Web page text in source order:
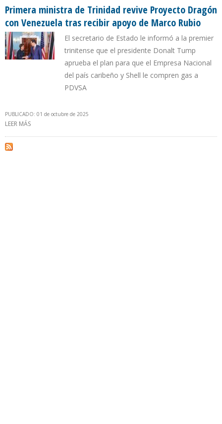
DE GAS
Primera ministra de Trinidad revive Proyecto Dragón
con Venezuela tras recibir apoyo de Marco Rubio
El secretario de Estado le informó a la premier
trinitense que el presidente Donalt Tump
aprueba el plan para que el Empresa Nacional
del país caribeño y Shell le compren gas a
PDVSA
PUBLICADO: 01 de octubre de 2025
LEER MÁS